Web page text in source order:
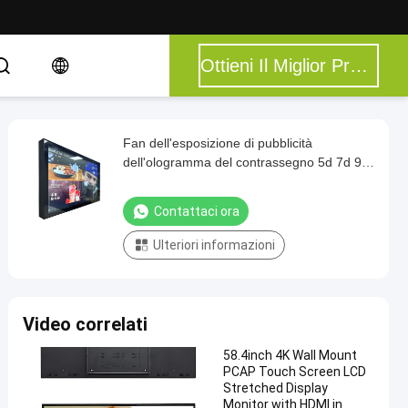
Ottieni Il Miglior Prezzo
Fan dell'esposizione di pubblicità
dell'ologramma del contrassegno 5d 7d 9d
Contattaci ora
Ulteriori informazioni
Video correlati
58.4inch 4K Wall Mount
PCAP Touch Screen LCD
Stretched Display
Monitor with HDMI in